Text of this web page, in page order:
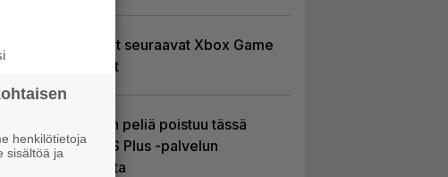
Tässä ovat seuraavat Xbox Game
Pass -pelit
4
Yhdeksän peliä poistuu tässä
kuussa PS Plus -palvelun
tarjonnasta
henkilötietoja
sisältöä ja